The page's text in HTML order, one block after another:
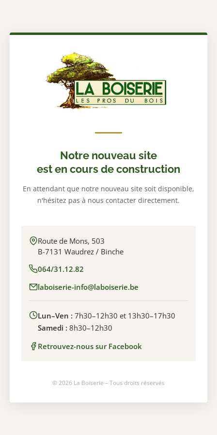
Notre nouveau site
est en cours de construction
En attendant que notre nouveau site soit disponible,
n'hésitez pas à nous contacter directement.
Route de Mons, 503
B-7131 Waudrez / Binche
064/31.12.82
laboiserie-info@laboiserie.be
Lun–Ven : 7h30–12h30 et 13h30–17h30
Samedi : 8h30–12h30
Retrouvez-nous sur Facebook
© 2026 La Boiserie – Tous droits réservés